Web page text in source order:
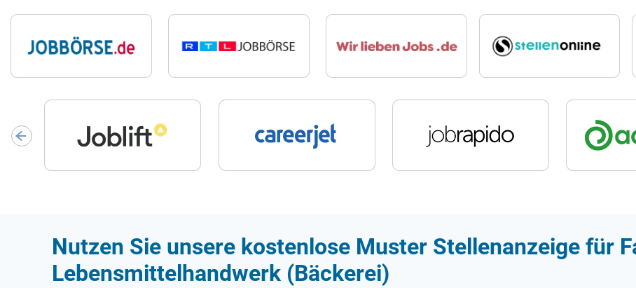
Nutzen Sie unsere kostenlose Muster Stellenanzeige für
Lebensmittelhandwerk (Bäckerei)